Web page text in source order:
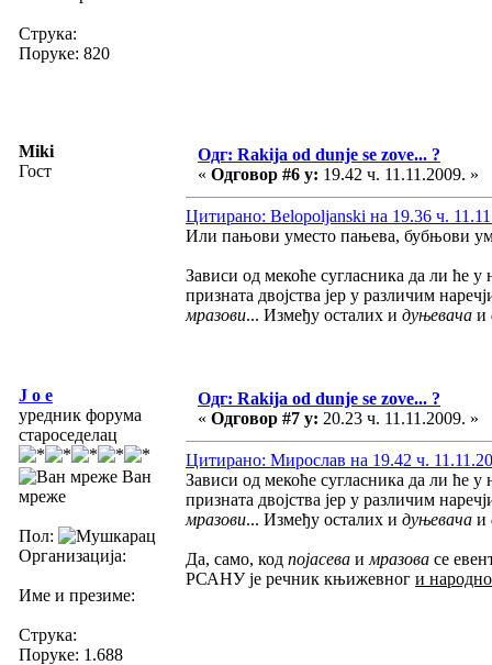
Струка:
Поруке: 820
Miki
Гост
Одг: Rakija od dunje se zove... ?
« Одговор #6 у: 19.42 ч. 11.11.2009. »
Цитирано: Belopoljanski на 19.36 ч.
Или пањови уместо пањева, бубњови
Зависи од мекоће сугласника да ли ће
призната двојства јер у различим
мразови... Између осталих и дуњевача и
J o e
уредник форума
староседелац
Ван
мреже
Пол:
Организација:
Име и презиме:
Струка:
Поруке: 1.688
Одг: Rakija od dunje se zove... ?
« Одговор #7 у: 20.23 ч. 11.11.2009. »
Цитирано: Мирослав на 19.42 ч.
Зависи од мекоће сугласника да ли ће
призната двојства јер у различим
мразови... Између осталих и дуњевача и
Да, само, код појасева и мразова се
РСАНУ је речник књижевног и